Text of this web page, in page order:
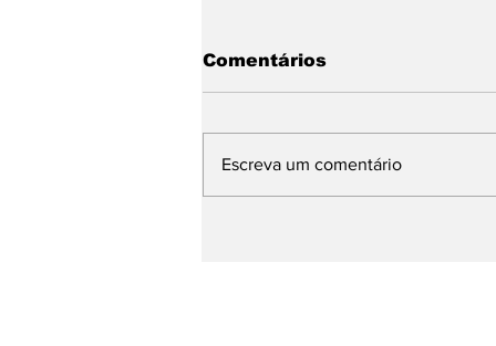
Comentários
Escreva um comentário